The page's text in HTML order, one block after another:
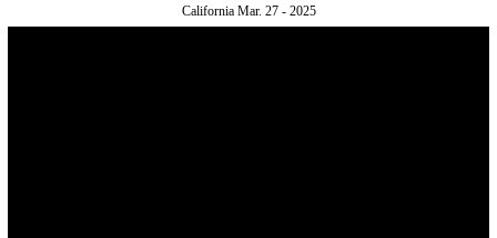
California Mar. 27 - 2025